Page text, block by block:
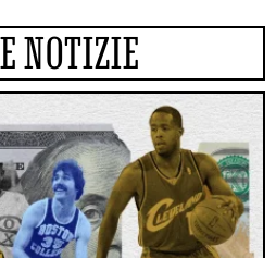
NOTIZIE